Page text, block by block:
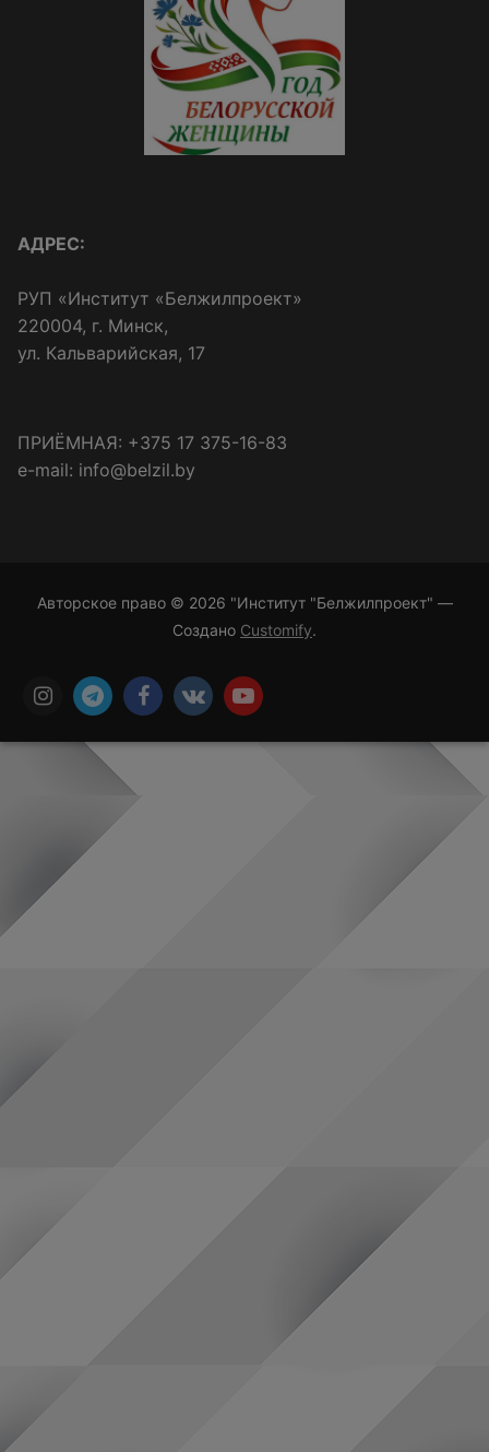
АДРЕС:
РУП «Институт «Белжилпроект»
220004, г. Минск,
ул. Кальварийская, 17
ПРИЁМНАЯ: +375 17 375-16-83
e-mail: info@belzil.by
Авторское право © 2026 "Институт "Белжилпроект" —
Создано Customify.